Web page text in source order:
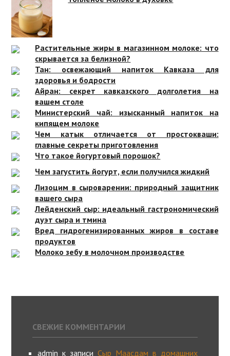
Растительные жиры в магазинном молоке: что
скрывается за белизной?
Тан: освежающий напиток Кавказа для
здоровья и бодрости
Айран: секрет кавказского долголетия на
вашем столе
Министерский чай: изысканный напиток на
кипящем молоке
Чем катык отличается от простокваши:
главные секреты приготовления
Что такое йогуртовый порошок?
Чем загустить йогурт, если получился жидкий
Лизоцим в сыроварении: природный защитник
вашего сыра
Лейденский сыр: идеальный гастрономический
дуэт сыра и тмина
Вред гидрогенизированных жиров в составе
продуктов
Молоко зебу в молочном производстве
СВЕЖИЕ КОММЕНТАРИИ
admin к записи Сыр Маасдам в домашних